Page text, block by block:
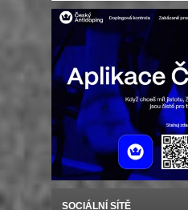
SOCIÁLNÍ SÍTĚ